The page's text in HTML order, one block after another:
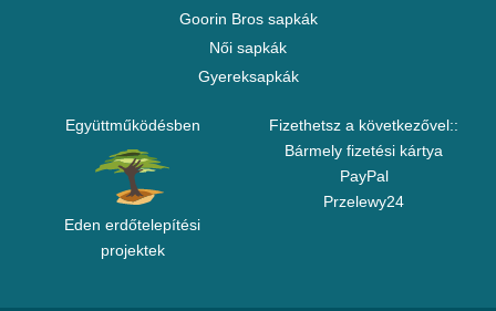
Goorin Bros sapkák
Női sapkák
Gyereksapkák
Együttműködésben
Eden erdőtelepítési
projektek
Fizethetsz a következővel::
Bármely fizetési kártya
PayPal
Przelewy24